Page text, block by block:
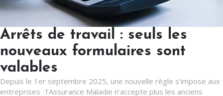
Arrêts de travail : seuls les
nouveaux formulaires sont
valables
Depuis le 1er septembre 2025, une nouvelle règle s’impose aux
entreprises : l’Assurance Maladie n’accepte plus les anciens